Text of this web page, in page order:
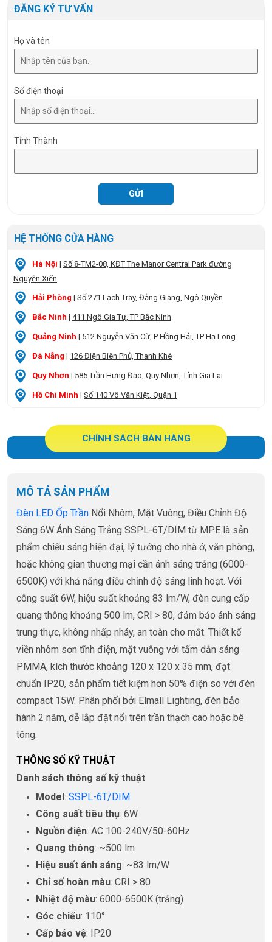
ĐĂNG KÝ TƯ VẤN
Họ và tên
Số điện thoại
Tỉnh Thành
HỆ THỐNG CỬA HÀNG
Hà Nội | Số 8-TM2-08, KĐT The Manor Central Park đường
Nguyễn Xiển
Hải Phòng | Số 271 Lạch Tray, Đằng Giang, Ngô Quyền
Bắc Ninh | 411 Ngô Gia Tự, TP Bắc Ninh
Quảng Ninh | 512 Nguyễn Văn Cừ, P Hồng Hải, TP Hạ Long
Đà Nẵng | 126 Điện Biên Phủ, Thanh Khê
Quy Nhơn | 585 Trần Hưng Đạo, Quy Nhơn, Tỉnh Gia Lai
Hồ Chí Minh | Số 140 Võ Văn Kiệt, Quận 1
CHÍNH SÁCH BÁN HÀNG
MÔ TẢ SẢN PHẨM
Đèn LED Ốp Trần Nổi Nhôm, Mặt Vuông, Điều Chỉnh Độ
Sáng 6W Ánh Sáng Trắng SSPL-6T/DIM từ MPE là sản
phẩm chiếu sáng hiện đại, lý tưởng cho nhà ở, văn phòng,
hoặc không gian thương mại cần ánh sáng trắng (6000-
6500K) với khả năng điều chỉnh độ sáng linh hoạt. Với
công suất 6W, hiệu suất khoảng 83 lm/W, đèn cung cấp
quang thông khoảng 500 lm, CRI > 80, đảm bảo ánh sáng
trung thực, không nhấp nháy, an toàn cho mắt. Thiết kế
viền nhôm sơn tĩnh điện, mặt vuông với tấm dẫn sáng
PMMA, kích thước khoảng 120 x 120 x 35 mm, đạt
chuẩn IP20, sản phẩm tiết kiệm hơn 50% điện so với đèn
compact 15W. Phân phối bởi Elmall Lighting, đèn bảo
hành 2 năm, dễ lắp đặt nổi trên trần thạch cao hoặc bê
tông.
THÔNG SỐ KỸ THUẬT
Danh sách thông số kỹ thuật
Model : SSPL-6T/DIM
Công suất tiêu thụ: 6W
Nguồn điện: AC 100-240V/50-60Hz
Quang thông: ~500 lm
Hiệu suất ánh sáng: ~83 lm/W
Chỉ số hoàn màu: CRI > 80
Nhiệt độ màu: 6000-6500K (trắng)
Góc chiếu: 110°
Cấp bảo vệ: IP20